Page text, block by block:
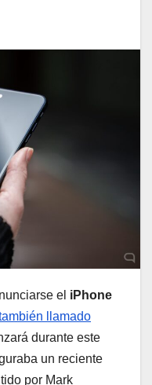
el iPhone
llamado
durante este
un reciente
por Mark